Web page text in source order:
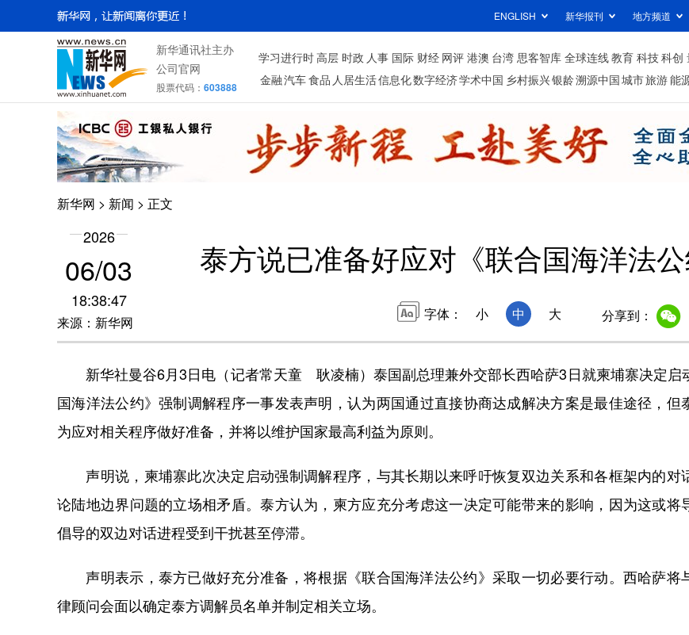
ENGLISH 新华报刊 地方频道
新华通讯社主办
公司官网
股票代码： 603888
学习进行时高层 时政 人事 国际 财经 网评 港澳 台湾 思客智库 全球连线教育 科技科创
金融汽车食品 人居生活信息化数字经济学术中国 乡村振兴银龄溯源中国城市旅游能
新华网 > 新闻 > 正文
2026
06/03
18:38:47
来源：新华网
泰方说已准备好应对《联合国海洋法
字体： 小 中 大 分享到：
新华社曼谷6月3日电（记者常天童 耿凌楠）泰国副总理兼外交部长西哈萨3日就柬埔寨决定启
国海洋法公约》强制调解程序一事发表声明，认为两国通过直接协商达成解决方案是最佳途径，但
为应对相关程序做好准备，并将以维护国家最高利益为原则。
声明说，柬埔寨此次决定启动强制调解程序，与其长期以来呼吁恢复双边关系和各框架内的对
论陆地边界问题的立场相矛盾。泰方认为，柬方应充分考虑这一决定可能带来的影响，因为这或将
倡导的双边对话进程受到干扰甚至停滞。
声明表示，泰方已做好充分准备，将根据《联合国海洋法公约》采取一切必要行动。西哈萨将
律顾问会面以确定泰方调解员名单并制定相关立场。